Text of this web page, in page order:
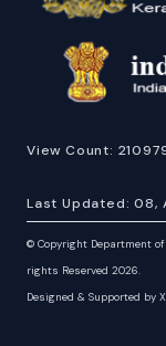
View Count:
Last Updated:08,
© Copyright Department
rights Reserved 2026.
Designed & Supported by